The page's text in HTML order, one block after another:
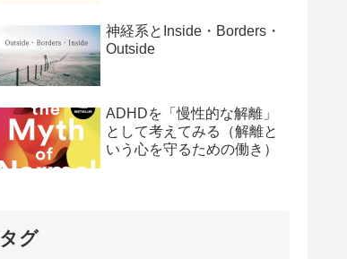
神経系とInside・Borders・
Outside
ADHDを「慢性的な解離」
として考えてみる（解離と
いう心を守るための働き）
タグ